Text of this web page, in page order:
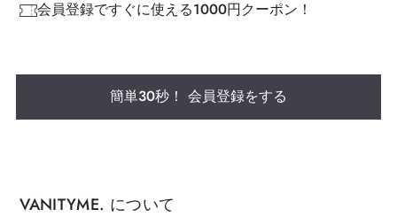
会員登録ですぐに使える1000円クーポン！
簡単30秒！ 会員登録をする
VANITYME. について